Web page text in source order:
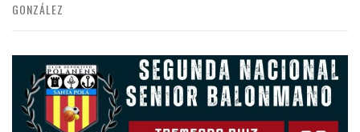
GONZÁLEZ